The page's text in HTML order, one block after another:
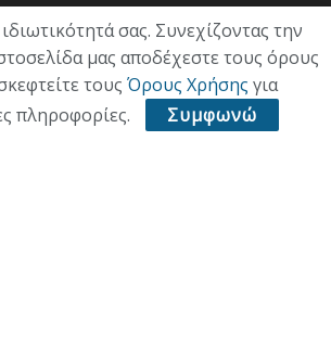
σας. Συνεχίζοντας την
μας αποδέχεστε τους όρους
τους Όρους Χρήσης για
πληροφορίες.
Συμφωνώ